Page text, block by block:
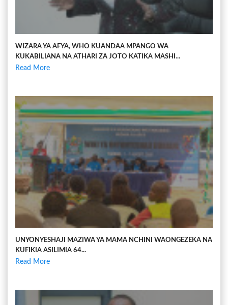
WIZARA YA AFYA, WHO KUANDAA MPANGO WA
KUKABILIANA NA ATHARI ZA JOTO KATIKA MASHI...
Read More
UNYONYESHAJI MAZIWA YA MAMA NCHINI WAONGEZEKA NA
KUFIKIA ASILIMIA 64...
Read More